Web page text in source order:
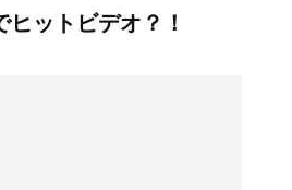
ヒットビデオ？！